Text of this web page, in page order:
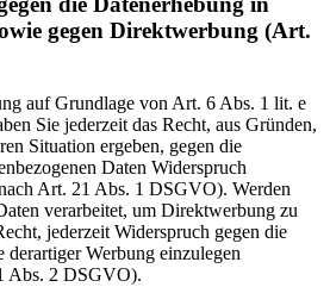
gegen Direktwerbung (Art.
auf Grundlage von Art. 6 Abs. 1 lit. e
Sie jederzeit das Recht, aus Gründen,
Situation ergeben, gegen die
Daten Widerspruch
Art. 21 Abs. 1 DSGVO). Werden
verarbeitet, um Direktwerbung zu
jederzeit Widerspruch gegen die
Werbung einzulegen
Abs. 2 DSGVO).